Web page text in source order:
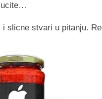
slicne stvari u pitanju.